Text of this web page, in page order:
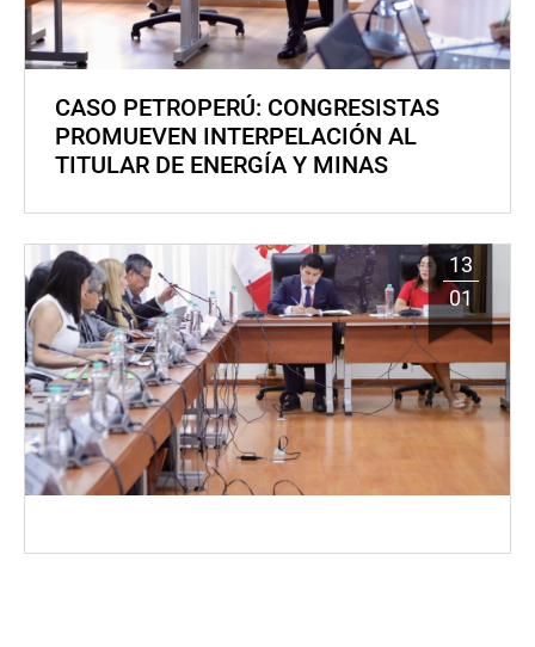
CASO PETROPERÚ: CONGRESISTAS
PROMUEVEN INTERPELACIÓN AL
TITULAR DE ENERGÍA Y MINAS
13
01